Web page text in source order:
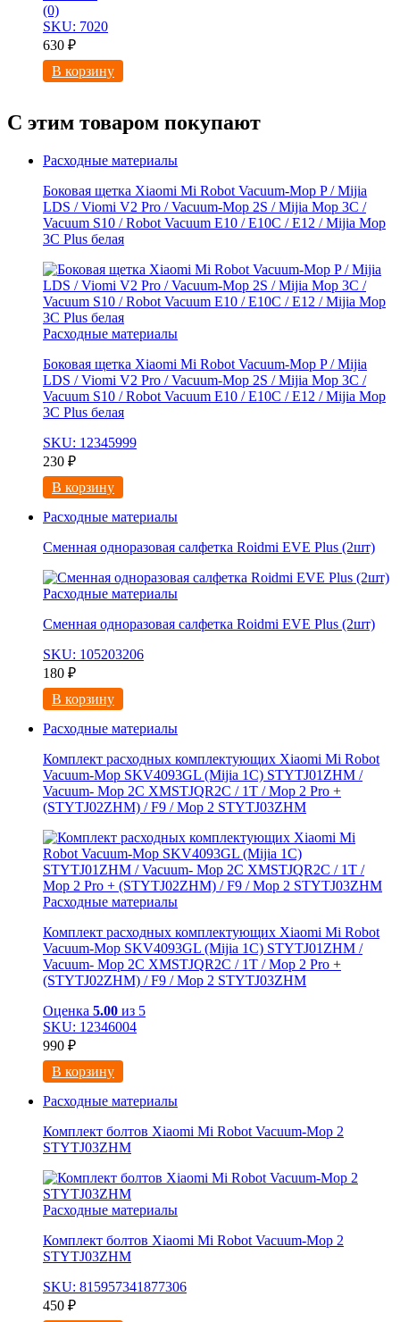
(0)
SKU: 7020
630 ₽
В корзину
С этим товаром покупают
Расходные материалы
Боковая щетка Xiaomi Mi Robot Vacuum-Mop P / Mijia
LDS / Viomi V2 Pro / Vacuum-Mop 2S / Mijia Mop 3C /
Vacuum S10 / Robot Vacuum E10 / E10C / E12 / Mijia Mop
3С Рlus белая
Расходные материалы
Боковая щетка Xiaomi Mi Robot Vacuum-Mop P / Mijia
LDS / Viomi V2 Pro / Vacuum-Mop 2S / Mijia Mop 3C /
Vacuum S10 / Robot Vacuum E10 / E10C / E12 / Mijia Mop
3С Рlus белая
SKU: 12345999
230 ₽
В корзину
Расходные материалы
Сменная одноразовая салфетка Roidmi EVE Plus (2шт)
Расходные материалы
Сменная одноразовая салфетка Roidmi EVE Plus (2шт)
SKU: 105203206
180 ₽
В корзину
Расходные материалы
Комплект расходных комплектующих Xiaomi Mi Robot
Vacuum-Mop SKV4093GL (Mijia 1C) STYTJ01ZHM /
Vacuum- Mop 2C XMSTJQR2C / 1T / Mop 2 Pro +
(STYTJ02ZHM) / F9 / Mop 2 STYTJ03ZHM
Расходные материалы
Комплект расходных комплектующих Xiaomi Mi Robot
Vacuum-Mop SKV4093GL (Mijia 1C) STYTJ01ZHM /
Vacuum- Mop 2C XMSTJQR2C / 1T / Mop 2 Pro +
(STYTJ02ZHM) / F9 / Mop 2 STYTJ03ZHM
Оценка 5.00 из 5
SKU: 12346004
990 ₽
В корзину
Расходные материалы
Комплект болтов Xiaomi Mi Robot Vacuum-Mop 2
STYTJ03ZHM
Расходные материалы
Комплект болтов Xiaomi Mi Robot Vacuum-Mop 2
STYTJ03ZHM
SKU: 815957341877306
450 ₽